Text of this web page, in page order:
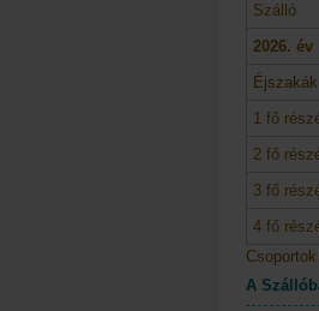
Szálló
2026. év
Éjszakák
1 fő
2 fő
3 fő
4 fő
A